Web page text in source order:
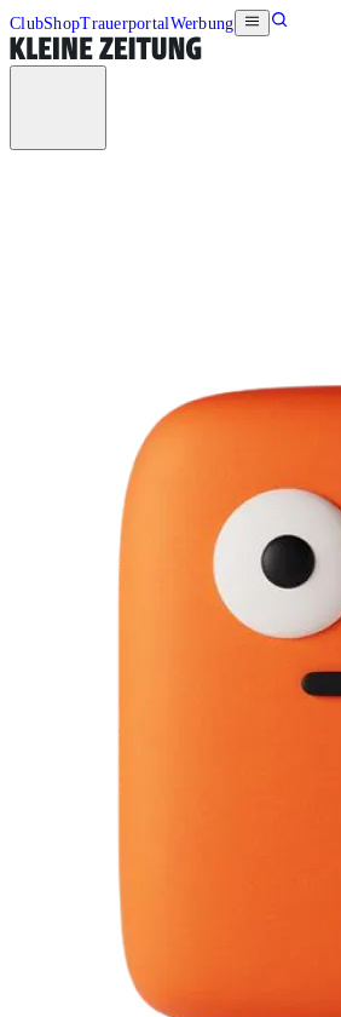
ClubShopTrauerportalWerbung